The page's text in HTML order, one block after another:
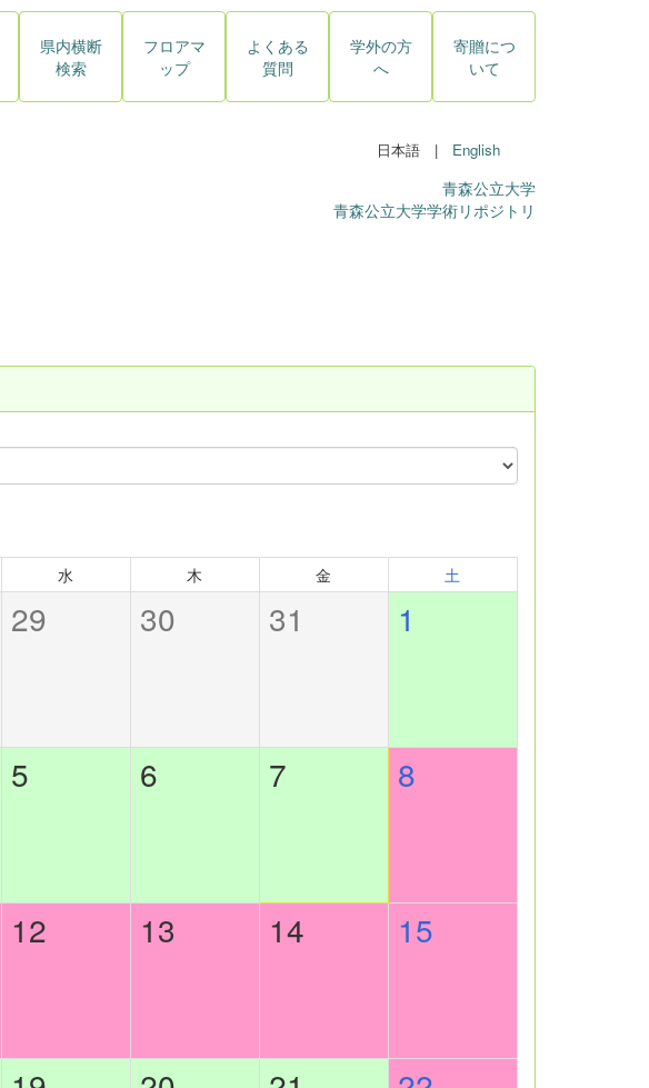
県内横断
検索
フロアマ
ップ
よくある
質問
学外の方
へ
寄贈につ
いて
日本語 | English
青森公立大学
青森公立大学学術リポジトリ
水 木 金 土
29 30 31 1
5 6 7 8
12 13 14 15